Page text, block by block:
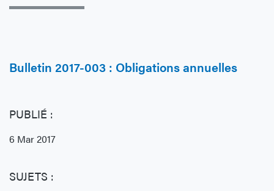
PUBLIÉ :
6 Mar 2017
SUJETS :
Bulletin 2017-003 : Obligations annuelles